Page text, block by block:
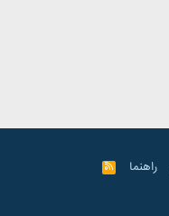
راهنما
R
S